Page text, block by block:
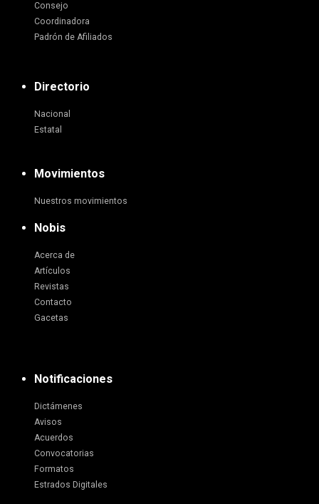
Consejo
Coordinadora
Padrón de Afiliados
Directorio
Nacional
Estatal
Movimientos
Nuestros movimientos
Nobis
Acerca de
Artículos
Revistas
Contacto
Gacetas
Notificaciones
Dictámenes
Avisos
Acuerdos
Convocatorias
Formatos
Estrados Digitales